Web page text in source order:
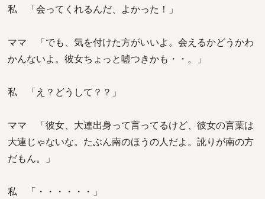
私 「会ってくれるんだ、よかった！」
ママ 「でも、気を付けた方がいいよ。会えるかどうかわ
かんないよ。彼女ちょっと嘘つきかも・・。」
私 「え？どうして？？」
ママ 「彼女、大連出身って言ってるけど、彼女の言葉は
大連じゃないな。たぶん南のほうの人だよ。訛りが南の方
だもん。」
私 「・・・・・・」